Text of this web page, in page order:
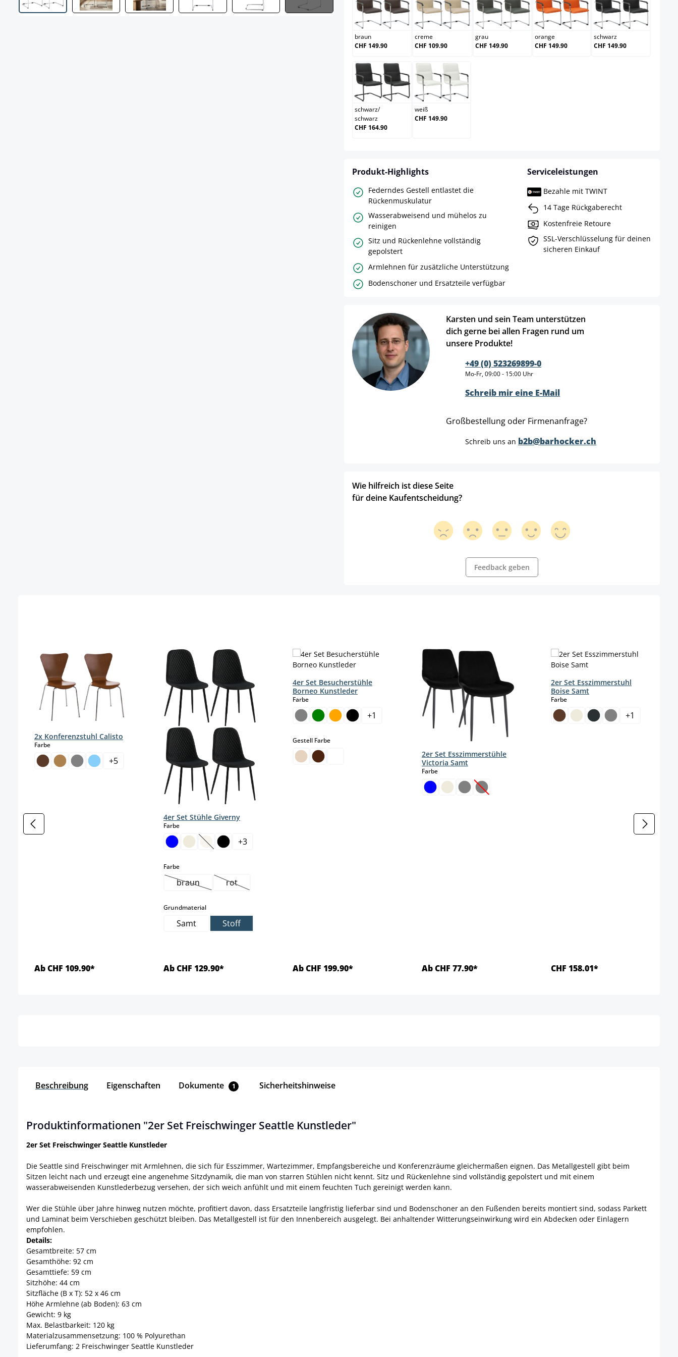
braun
braun
CHF 149.90
creme
creme
CHF 109.90
grau
grau
CHF 149.90
orange
orange
CHF 149.90
schwarz
schwarz
CHF 149.90
schwarz/schwarz
schwarz/
schwarz
CHF 164.90
weiß
weiß
CHF 149.90
Produkt-Highlights
Federndes Gestell entlastet die
Rückenmuskulatur
Wasserabweisend und mühelos zu
reinigen
Sitz und Rückenlehne vollständig
gepolstert
Armlehnen für zusätzliche Unterstützung
Bodenschoner und Ersatzteile verfügbar
Serviceleistungen
Bezahle mit TWINT
14 Tage Rückgaberecht
Kostenfreie Retoure
SSL-Verschlüsselung für deinen
sicheren Einkauf
Karsten und sein Team unterstützen
dich gerne bei allen Fragen rund um
unsere Produkte!
+49 (0) 523269899-0
Mo-Fr, 09:00 - 15:00 Uhr
Schreib mir eine E-Mail
Großbestellung oder Firmenanfrage?
Schreib uns an b2b@barhocker.ch
Wie hilfreich ist diese Seite
für deine Kaufentscheidung?
Feedback geben
2x Konferenzstuhl Calisto
Farbeauswählen
+5
Ab CHF 109.90*
4er Set Stühle Giverny
Farbeauswählen
(Diese Option ist zurzeit nicht verfügbar.)
+3
Farbeauswählen
braun(Diese Option ist zurzeit nicht verfügbar.)
rot(Diese Option ist zurzeit nicht verfügbar.)
Grundmaterialauswählen
Samt Stoff
Ab CHF 129.90*
4er Set Besucherstühle
Borneo Kunstleder
Farbeauswählen
+1
Gestell Farbeauswählen
Ab CHF 199.90*
2er Set Esszimmerstühle
Victoria Samt
Farbeauswählen
(Diese Option ist zurzeit nicht verfügbar.)
Ab CHF 77.90*
2er Set Esszimmerstuhl
Boise Samt
Farbeauswählen
+1
CHF 158.01*
Beschreibung Eigenschaften Dokumente 1 Sicherheitshinweise
Produktinformationen "2er Set Freischwinger Seattle Kunstleder"
2er Set Freischwinger Seattle Kunstleder
Die Seattle sind Freischwinger mit Armlehnen, die sich für Esszimmer, Wartezimmer, Empfangsbereiche und Konferenzräume gleichermaßen eignen. Das Metallgestell gibt beim
Sitzen leicht nach und erzeugt eine angenehme Sitzdynamik, die man von starren Stühlen nicht kennt. Sitz und Rückenlehne sind vollständig gepolstert und mit einem
wasserabweisenden Kunstlederbezug versehen, der sich weich anfühlt und mit einem feuchten Tuch gereinigt werden kann.
Wer die Stühle über Jahre hinweg nutzen möchte, profitiert davon, dass Ersatzteile langfristig lieferbar sind und Bodenschoner an den Fußenden bereits montiert sind, sodass Parkett
und Laminat beim Verschieben geschützt bleiben. Das Metallgestell ist für den Innenbereich ausgelegt. Bei anhaltender Witterungseinwirkung wird ein Abdecken oder Einlagern
empfohlen.
Details:
Gesamtbreite: 57 cm
Gesamthöhe: 92 cm
Gesamttiefe: 59 cm
Sitzhöhe: 44 cm
Sitzfläche (B x T): 52 x 46 cm
Höhe Armlehne (ab Boden): 63 cm
Gewicht: 9 kg
Max. Belastbarkeit: 120 kg
Materialzusammensetzung: 100 % Polyurethan
Lieferumfang: 2 Freischwinger Seattle Kunstleder